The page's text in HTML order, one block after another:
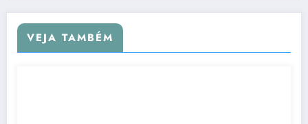
VEJA TAMBÉM